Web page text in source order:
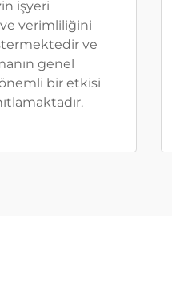
işyeri
verimliliğini
ve
genel
bir etkisi